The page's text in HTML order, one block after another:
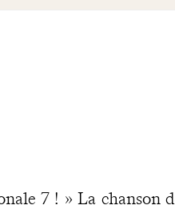
7 ! » La chanson